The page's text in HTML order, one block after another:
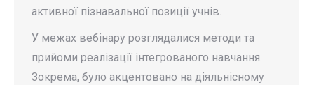
активної пізнавальної позиції учнів.
У межах вебінару розглядалися методи та
прийоми реалізації інтегрованого навчання.
Зокрема, було акцентовано на діяльнісному